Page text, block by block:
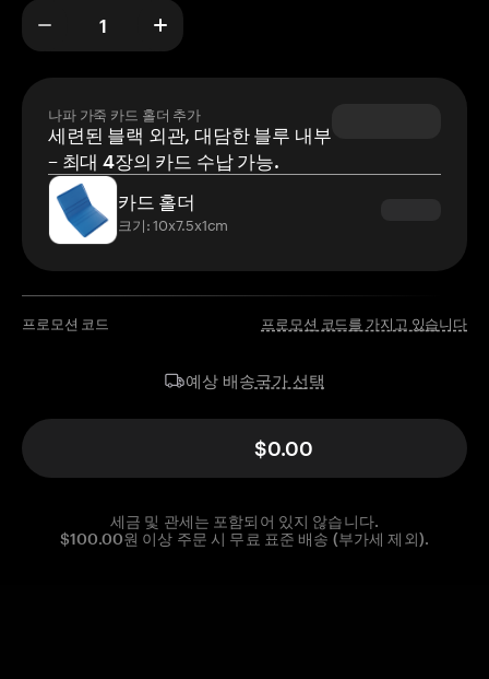
나파 가죽 카드 홀더 추가
세련된 블랙 외관, 대담한 블루 내부
– 최대 4장의 카드 수납 가능.
카드 홀더
크기: 10x7.5x1cm
프로모션 코드 프로모션 코드를 가지고 있습니다
예상 배송국가 선택
$0.00
세금 및 관세는 포함되어 있지 않습니다.
$100.00원 이상 주문 시 무료 표준 배송 (부가세 제외).